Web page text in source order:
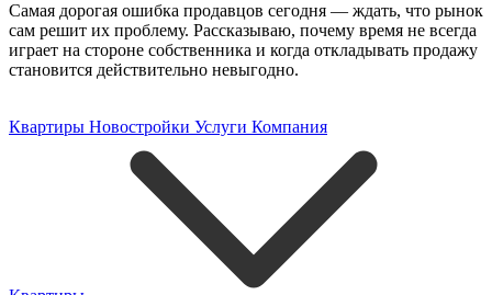
Самая дорогая ошибка продавцов сегодня — ждать, что рынок
сам решит их проблему. Рассказываю, почему время не всегда
играет на стороне собственника и когда откладывать продажу
становится действительно невыгодно.
Квартиры Новостройки Услуги Компания